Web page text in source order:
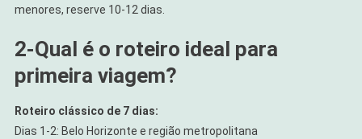
menores, reserve 10-12 dias.
2-Qual é o roteiro ideal para
primeira viagem?
Roteiro clássico de 7 dias:
Dias 1-2: Belo Horizonte e região metropolitana